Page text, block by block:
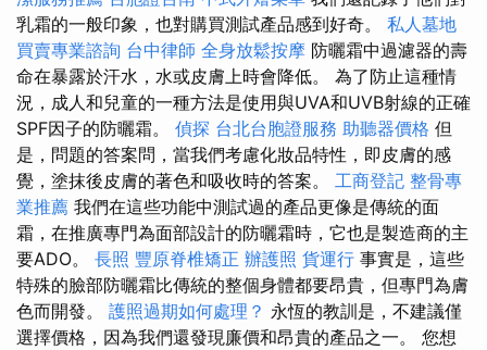
乳霜的一般印象，也對購買測試產品感到好奇。 私人墓地
買賣專業諮詢 台中律師 全身放鬆按摩 防曬霜中過濾器的壽
命在暴露於汗水，水或皮膚上時會降低。 為了防止這種情
況，成人和兒童的一種方法是使用與UVA和UVB射線的正確
SPF因子的防曬霜。 偵探 台北台胞證服務 助聽器價格 但
是，問題的答案問，當我們考慮化妝品特性，即皮膚的感
覺，塗抹後皮膚的著色和吸收時的答案。 工商登記 整骨專
業推薦 我們在這些功能中測試過的產品更像是傳統的面
霜，在推廣專門為面部設計的防曬霜時，它也是製造商的主
要ADO。 長照 豐原脊椎矯正 辦護照 貨運行 事實是，這些
特殊的臉部防曬霜比傳統的整個身體都要昂貴，但專門為膚
色而開發。 護照過期如何處理？ 永恆的教訓是，不建議僅
選擇價格，因為我們還發現廉價和昂貴的產品之一。 您想